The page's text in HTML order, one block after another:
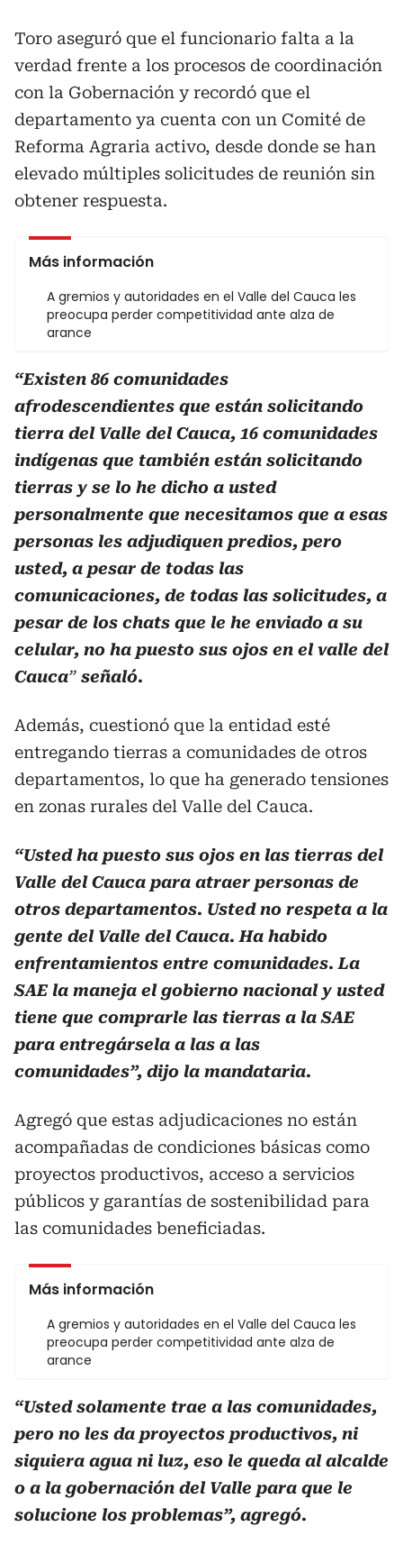
Toro aseguró que el funcionario falta a la
verdad frente a los procesos de coordinación
con la Gobernación y recordó que el
departamento ya cuenta con un Comité de
Reforma Agraria activo, desde donde se han
elevado múltiples solicitudes de reunión sin
obtener respuesta.
Más información
A gremios y autoridades en el Valle del Cauca les
preocupa perder competitividad ante alza de
arance
“Existen 86 comunidades
afrodescendientes que están solicitando
tierra del Valle del Cauca, 16 comunidades
indígenas que también están solicitando
tierras y se lo he dicho a usted
personalmente que necesitamos que a esas
personas les adjudiquen predios, pero
usted, a pesar de todas las
comunicaciones, de todas las solicitudes, a
pesar de los chats que le he enviado a su
celular, no ha puesto sus ojos en el valle del
Cauca” señaló.
Además, cuestionó que la entidad esté
entregando tierras a comunidades de otros
departamentos, lo que ha generado tensiones
en zonas rurales del Valle del Cauca.
“Usted ha puesto sus ojos en las tierras del
Valle del Cauca para atraer personas de
otros departamentos. Usted no respeta a la
gente del Valle del Cauca. Ha habido
enfrentamientos entre comunidades. La
SAE la maneja el gobierno nacional y usted
tiene que comprarle las tierras a la SAE
para entregársela a las a las
comunidades”, dijo la mandataria.
Agregó que estas adjudicaciones no están
acompañadas de condiciones básicas como
proyectos productivos, acceso a servicios
públicos y garantías de sostenibilidad para
las comunidades beneficiadas.
Más información
A gremios y autoridades en el Valle del Cauca les
preocupa perder competitividad ante alza de
arance
“Usted solamente trae a las comunidades,
pero no les da proyectos productivos, ni
siquiera agua ni luz, eso le queda al alcalde
o a la gobernación del Valle para que le
solucione los problemas”, agregó.